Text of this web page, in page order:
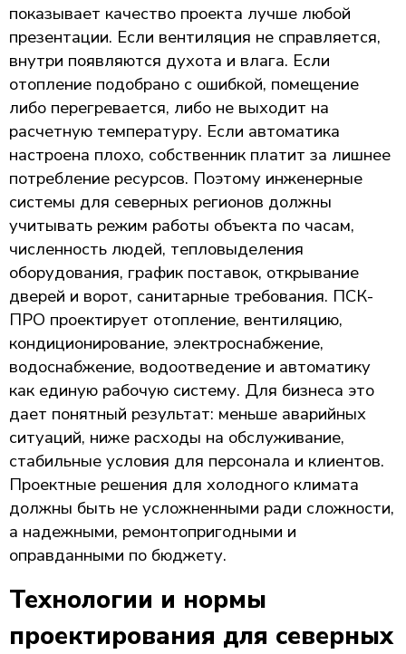
показывает качество проекта лучше любой
презентации. Если вентиляция не справляется,
внутри появляются духота и влага. Если
отопление подобрано с ошибкой, помещение
либо перегревается, либо не выходит на
расчетную температуру. Если автоматика
настроена плохо, собственник платит за лишнее
потребление ресурсов. Поэтому инженерные
системы для северных регионов должны
учитывать режим работы объекта по часам,
численность людей, тепловыделения
оборудования, график поставок, открывание
дверей и ворот, санитарные требования. ПСК-
ПРО проектирует отопление, вентиляцию,
кондиционирование, электроснабжение,
водоснабжение, водоотведение и автоматику
как единую рабочую систему. Для бизнеса это
дает понятный результат: меньше аварийных
ситуаций, ниже расходы на обслуживание,
стабильные условия для персонала и клиентов.
Проектные решения для холодного климата
должны быть не усложненными ради сложности,
а надежными, ремонтопригодными и
оправданными по бюджету.
Технологии и нормы
проектирования для северных